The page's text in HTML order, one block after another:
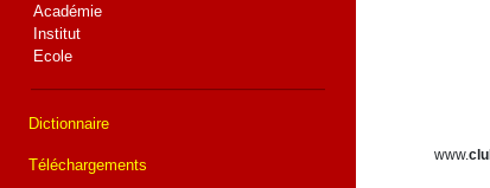
Académie
Institut
Ecole
Dictionnaire
Téléchargements
www.